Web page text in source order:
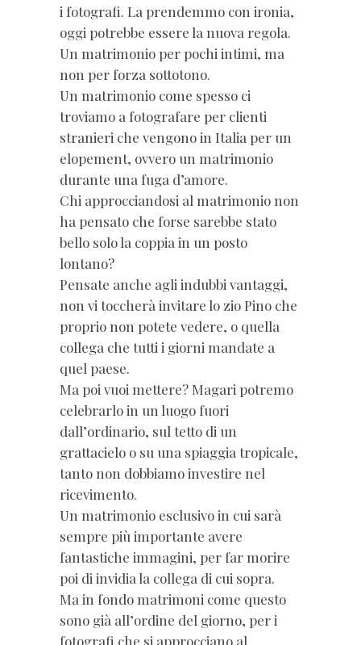
i fotografi. La prendemmo con ironia,
oggi potrebbe essere la nuova regola.
Un matrimonio per pochi intimi, ma
non per forza sottotono.
Un matrimonio come spesso ci
troviamo a fotografare per clienti
stranieri che vengono in Italia per un
elopement, ovvero un matrimonio
durante una fuga d’amore.
Chi approcciandosi al matrimonio non
ha pensato che forse sarebbe stato
bello solo la coppia in un posto
lontano?
Pensate anche agli indubbi vantaggi,
non vi toccherà invitare lo zio Pino che
proprio non potete vedere, o quella
collega che tutti i giorni mandate a
quel paese.
Ma poi vuoi mettere? Magari potremo
celebrarlo in un luogo fuori
dall’ordinario, sul tetto di un
grattacielo o su una spiaggia tropicale,
tanto non dobbiamo investire nel
ricevimento.
Un matrimonio esclusivo in cui sarà
sempre più importante avere
fantastiche immagini, per far morire
poi di invidia la collega di cui sopra.
Ma in fondo matrimoni come questo
sono già all’ordine del giorno, per i
fotografi che si approcciano al